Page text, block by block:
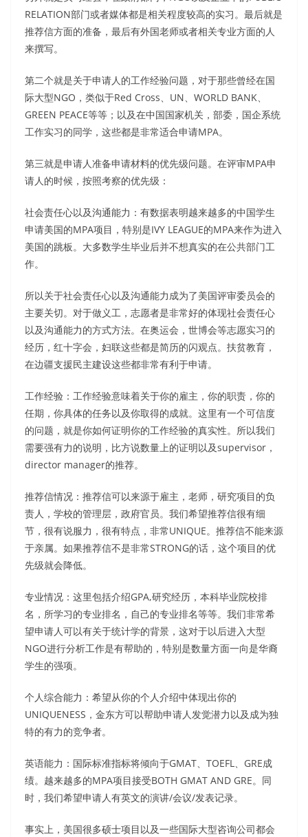
RELATION部门或者媒体都是相关程度较高的实习。最后就是
推荐信方面的准备，最后有外国老师或者相关专业方面的人
来撰写。
第二个就是关于申请人的工作经验问题，对于那些曾经在国
际大型NGO，类似于Red Cross、UN、WORLD BANK、
GREEN PEACE等等；以及在中国国家机关，部委，国企系统
工作实习的同学，这些都是非常适合申请MPA。
第三就是申请人准备申请材料的优先级问题。在评审MPA申
请人的时候，按照考察的优先级：
社会责任心以及沟通能力：有数据表明越来越多的中国学生
申请美国的MPA项目，特别是IVY LEAGUE的MPA来作为进入
美国的跳板。大多数学生毕业后并不想真实的在公共部门工
作。
所以关于社会责任心以及沟通能力成为了美国评审委员会的
主要关切。对于做义工，志愿者是非常好的体现社会责任心
以及沟通能力的方式方法。在奥运会，世博会等志愿实习的
经历，红十字会，妇联这些都是简历的闪观点。扶贫教育，
在边疆支援民主建设这些都非常有利于申请。
工作经验：工作经验意味着关于你的雇主，你的职责，你的
任期，你具体的任务以及你取得的成就。这里有一个可信度
的问题，就是你如何证明你的工作经验的真实性。所以我们
需要强有力的说明，比方说数量上的证明以及supervisor，
director manager的推荐。
推荐信情况：推荐信可以来源于雇主，老师，研究项目的负
责人，学校的管理层，政府官员。我们希望推荐信很有细
节，很有说服力，很有特点，非常UNIQUE。推荐信不能来源
于亲属。如果推荐信不是非常STRONG的话，这个项目的优
先级就会降低。
专业情况：这里包括介绍GPA,研究经历，本科毕业院校排
名，所学习的专业排名，自己的专业排名等等。我们非常希
望申请人可以有关于统计学的背景，这对于以后进入大型
NGO进行分析工作是有帮助的，特别是数量方面一向是华裔
学生的强项。
个人综合能力：希望从你的个人介绍中体现出你的
UNIQUENESS，金东方可以帮助申请人发觉潜力以及成为独
特的有力的竞争者。
英语能力：国际标准指标将倾向于GMAT、TOEFL、GRE成
绩。越来越多的MPA项目接受BOTH GMAT AND GRE。同
时，我们希望申请人有英文的演讲/会议/发表记录。
事实上，美国很多硕士项目以及一些国际大型咨询公司都会